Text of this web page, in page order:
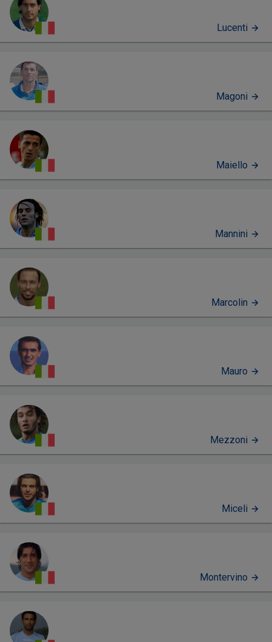
Lucenti
Magoni
Maiello
Mannini
Marcolin
Mauro
Mezzoni
Miceli
Montervino